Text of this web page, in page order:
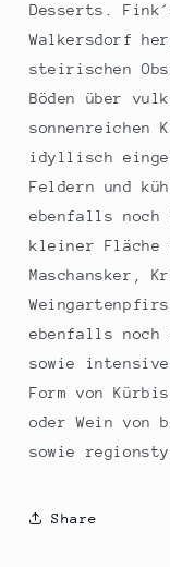
Desserts.
Walkersdorf
steirischen
Böden über
sonnenreichen
idyllisch
Feldern und
ebenfalls noch
kleiner Fläche
Maschansker,
ebenfalls noch
sowie
Form von
oder Wein von
sowie
Share